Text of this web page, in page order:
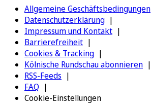
Allgemeine Geschäftsbedingungen
Datenschutzerklärung
Impressum und Kontakt
Barrierefreiheit
Cookies & Tracking
Kölnische Rundschau abonnieren
RSS-Feeds
FAQ
Cookie-Einstellungen